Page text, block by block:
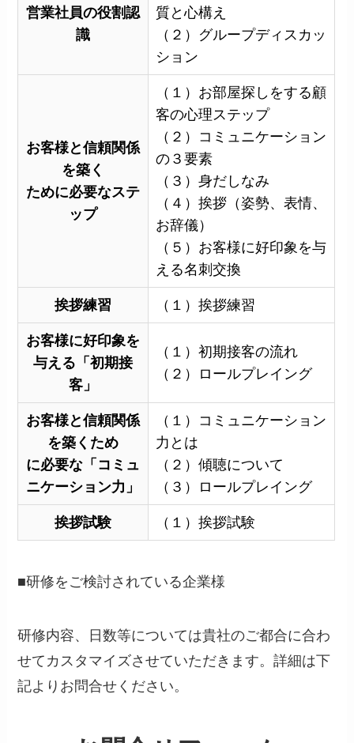
営業社員の役割認
識
質と心構え
（２）グループディスカッ
ション
お客様と信頼関係
を築く
ために必要なステ
ップ
（１）お部屋探しをする顧
客の心理ステップ
（２）コミュニケーション
の３要素
（３）身だしなみ
（４）挨拶（姿勢、表情、
お辞儀）
（５）お客様に好印象を与
える名刺交換
挨拶練習 （１）挨拶練習
お客様に好印象を
与える 「初期接
客」
（１）初期接客の流れ
（２）ロールプレイング
お客様と信頼関係
を築くため
に必要な「コミュ
ニケーション力」
（１）コミュニケーション
力とは
（２）傾聴について
（３）ロールプレイング
挨拶試験 （１）挨拶試験
■研修をご検討されている企業様
研修内容、日数等については貴社のご都合に合わ
せてカスタマイズさせていただきます。詳細は下
記よりお問合せください。